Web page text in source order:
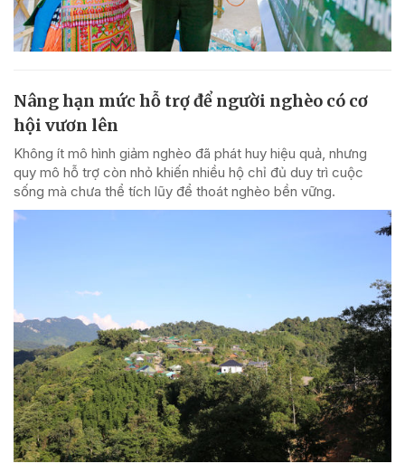
Nâng hạn mức hỗ trợ để người nghèo có cơ
hội vươn lên
Không ít mô hình giảm nghèo đã phát huy hiệu quả, nhưng
quy mô hỗ trợ còn nhỏ khiến nhiều hộ chỉ đủ duy trì cuộc
sống mà chưa thể tích lũy để thoát nghèo bền vững.